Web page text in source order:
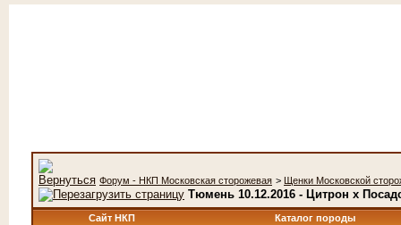
Форум - НКП Московская сторожевая > Щенки Московской
Тюмень 10.12.2016 - Цитрон х
Сайт НКП Каталог породы